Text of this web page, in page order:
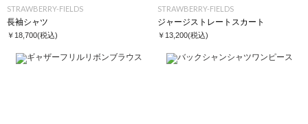
STRAWBERRY-FIELDS
長袖シャツ
￥18,700(税込)
STRAWBERRY-FIELDS
ジャージストレートスカート
￥13,200(税込)